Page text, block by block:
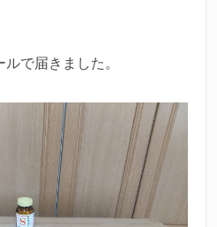
とのこと。た...
で届きました。